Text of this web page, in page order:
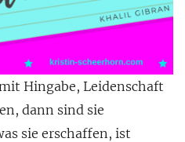
Hingabe, Leidenschaft
dann sind sie
sie erschaffen, ist